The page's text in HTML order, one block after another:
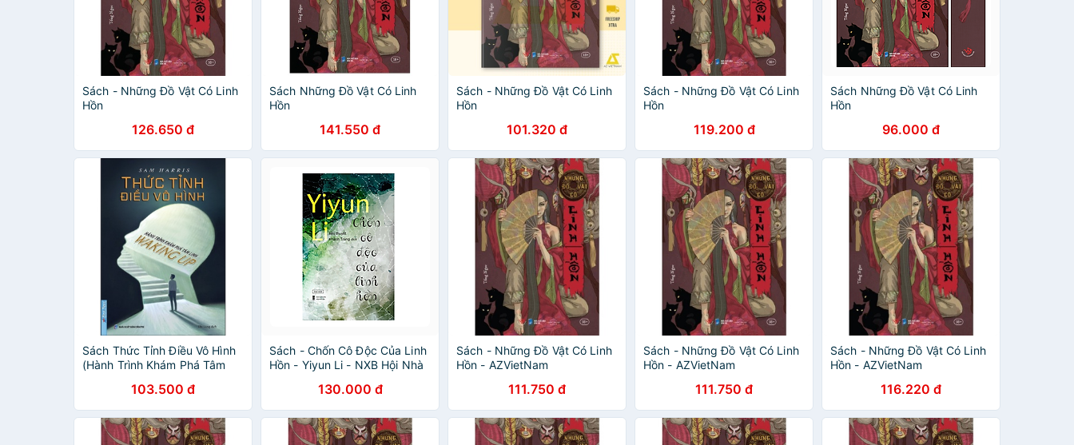
Sách - Những Đồ Vật Có Linh
Hồn
126.650 đ
Sách Những Đồ Vật Có Linh
Hồn
141.550 đ
Sách - Những Đồ Vật Có Linh
Hồn
101.320 đ
Sách - Những Đồ Vật Có Linh
Hồn
119.200 đ
Sách Những Đồ Vật Có Linh
Hồn
96.000 đ
Sách Thức Tỉnh Điều Vô Hình
(Hành Trình Khám Phá Tâm
103.500 đ
Sách - Chốn Cô Độc Của Linh
Hồn - Yiyun Li - NXB Hội Nhà
130.000 đ
Sách - Những Đồ Vật Có Linh
Hồn - AZVietNam
111.750 đ
Sách - Những Đồ Vật Có Linh
Hồn - AZVietNam
111.750 đ
Sách - Những Đồ Vật Có Linh
Hồn - AZVietNam
116.220 đ